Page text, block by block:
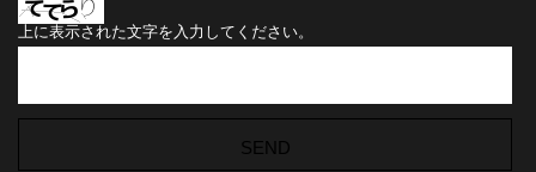
上に表示された文字を入力してください。